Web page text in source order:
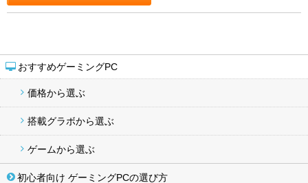
おすすめゲーミングPC
価格から選ぶ
搭載グラボから選ぶ
ゲームから選ぶ
初心者向け ゲーミングPCの選び方